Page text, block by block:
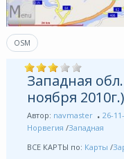
OSM
Западная
ноября 2010г.)
Автор: navmaster 26-
Норвегия /Западная
ВСЕ КАРТЫ по: Карты /